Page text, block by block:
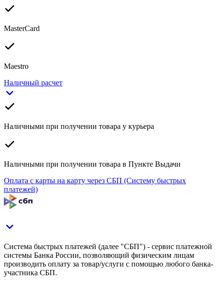
MasterCard
Maestro
Наличный расчет
Наличными при получении товара у курьера
Наличными при получении товара в Пункте Выдачи
Оплата с карты на карту через СБП (Систему быстрых
платежей)
Система быстрых платежей (далее "СБП") - сервис платежной
системы Банка России, позволяющий физическим лицам
производить оплату за товар/услуги с помощью любого банка-
участника СБП.